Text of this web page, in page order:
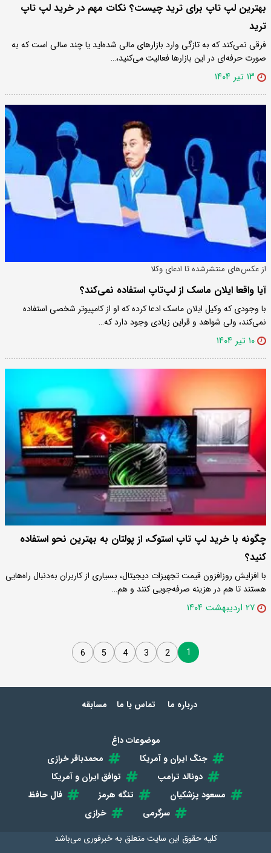
بهترین لپ تاپ برای ترید چیست؟ نکات مهم در خرید لپ تاپ
ترید
فرقی نمی‌کند که به تازگی وارد بازارهای مالی شده‌اید یا چند سالی است که به
صورت حرفه‌ای در این بازارها فعالیت می‌کنید،…
۱۳ تیر ۱۴۰۴
از عکس‌های منتشرشده تا ادعای وکلا
آیا واقعا ایلان ماسک از لپ‌تاپ استفاده نمی‌کند؟
با وجودی که وکیل ایلان ماسک ادعا کرده که او از کامپیوتر شخصی استفاده
نمی‌کند، ولی شواهد و قراین زیادی وجود دارد که…
۱۰ تیر ۱۴۰۴
چگونه با خرید لپ ‌تاپ استوک، از پولتان به بهترین نحو استفاده
کنید؟
با افزایش روزافزون قیمت تجهیزات دیجیتال، بسیاری از کاربران به‌دنبال راه‌هایی
هستند تا هم در هزینه صرفه‌جویی کنند و هم…
۲۷ اردیبهشت ۱۴۰۴
1
2
3
4
5
6
درباره ما تماس با ما مسابقه
موضوعات داغ
جنگ ایران و آمریکا
محمدباقر خرازی
دونالد ترامپ
توافق ایران و آمریکا
مسعود پزشکیان
تنگه هرمز
فال حافظ
سرگرمی
خرازی
کلیه حقوق این سایت متعلق بهخبرفوری می‌باشد